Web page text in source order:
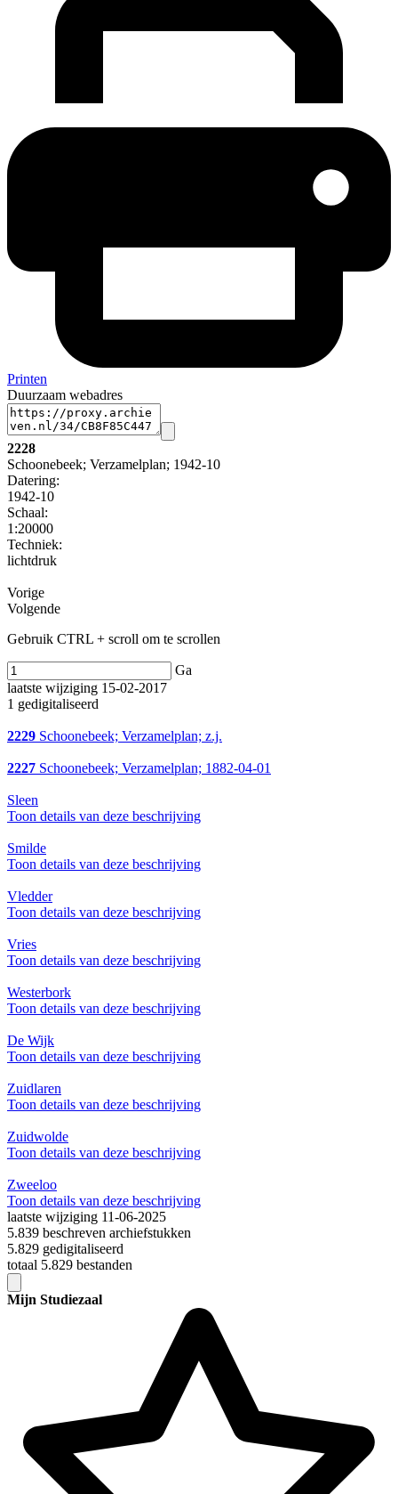
Printen
Duurzaam webadres
2228
Schoonebeek; Verzamelplan; 1942-10
Datering:
1942-10
Schaal:
1:20000
Techniek:
lichtdruk
Vorige
Volgende
Gebruik CTRL + scroll om te scrollen
Ga
laatste wijziging 15-02-2017
1 gedigitaliseerd
2229 Schoonebeek; Verzamelplan; z.j.
2227 Schoonebeek; Verzamelplan; 1882-04-01
Sleen
Toon details van deze beschrijving
Smilde
Toon details van deze beschrijving
Vledder
Toon details van deze beschrijving
Vries
Toon details van deze beschrijving
Westerbork
Toon details van deze beschrijving
De Wijk
Toon details van deze beschrijving
Zuidlaren
Toon details van deze beschrijving
Zuidwolde
Toon details van deze beschrijving
Zweeloo
Toon details van deze beschrijving
laatste wijziging 11-06-2025
5.839 beschreven archiefstukken
5.829 gedigitaliseerd
totaal 5.829 bestanden
Mijn Studiezaal